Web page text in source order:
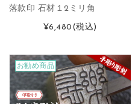
落款印 石材１2ミリ角
¥6,480 (税込)
お勧め商品